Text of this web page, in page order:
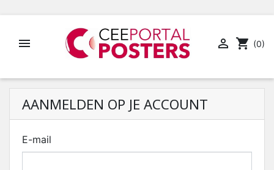
  shopping_cart (0)
AANMELDEN OP JE ACCOUNT
E-mail